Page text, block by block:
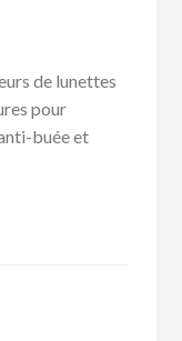
de lunettes
pour
buée et